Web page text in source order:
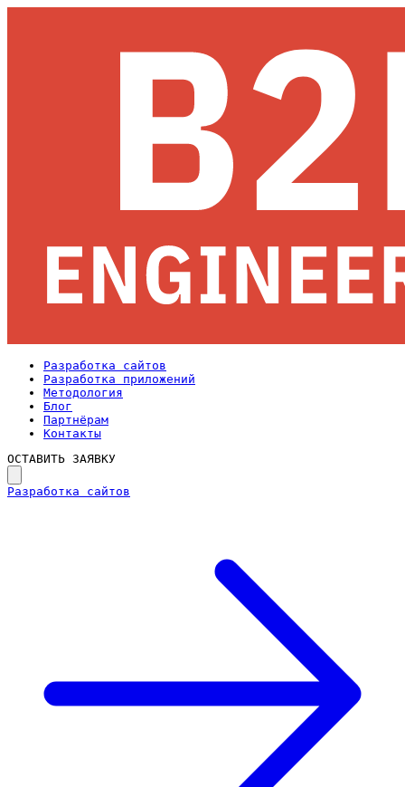
Разработка сайтов
Разработка приложений
Методология
Блог
Партнёрам
Контакты
ОСТАВИТЬ ЗАЯВКУ
Разработка сайтов